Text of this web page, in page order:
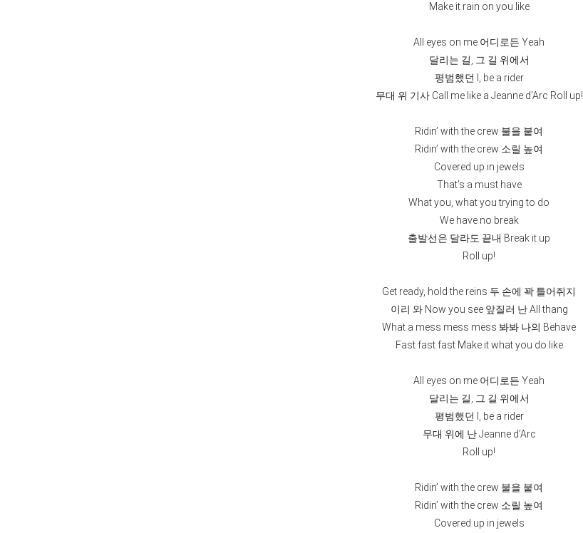
Make it rain on you like
All eyes on me 어디로든 Yeah
달리는 길, 그 길 위에서
평범했던 I, be a rider
무대 위 기사 Call me like a Jeanne d’Arc Roll up!
Ridin’ with the crew 불을 붙여
Ridin’ with the crew 소릴 높여
Covered up in jewels
That’s a must have
What you, what you trying to do
We have no break
출발선은 달라도 끝내 Break it up
Roll up!
Get ready, hold the reins 두 손에 꽉 틀어쥐지
이리 와 Now you see 앞질러 난 All thang
What a mess mess mess 봐봐 나의 Behave
Fast fast fast Make it what you do like
All eyes on me 어디로든 Yeah
달리는 길, 그 길 위에서
평범했던 I, be a rider
무대 위에 난 Jeanne d’Arc
Roll up!
Ridin’ with the crew 불을 붙여
Ridin’ with the crew 소릴 높여
Covered up in jewels